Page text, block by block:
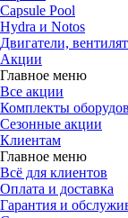
Capsule Pool
Hydra и Notos
Двигатели,
Акции
Главное меню
Все акции
Комплекты
Сезонные акции
Клиентам
Главное меню
Всё для клиентов
Оплата и доставка
Гарантия и